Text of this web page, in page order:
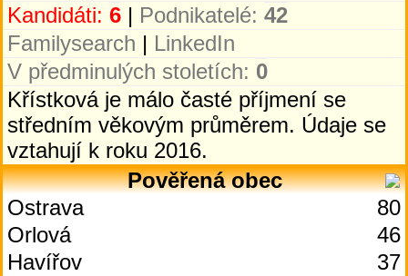
Kandidáti: 6 | Podnikatelé: 42
Familysearch | LinkedIn
V předminulých stoletích: 0
Křístková je málo časté příjmení se
středním věkovým průměrem. Údaje se
vztahují k roku 2016.
Pověřená obec
Ostrava
80
Orlová
46
Havířov
37